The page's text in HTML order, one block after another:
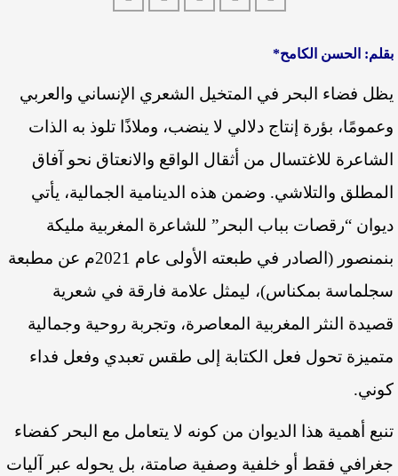
بقلم: الحسن الكامح*
يظل فضاء البحر في المتخيل الشعري الإنساني والعربي
وعمومًا، بؤرة إنتاج دلالي لا ينضب، وملاذًا تلوذ به الذات
الشاعرة للاغتسال من أثقال الواقع والانعتاق نحو آفاق
المطلق والتلاشي. وضمن هذه الدينامية الجمالية، يأتي
ديوان “رقصات بباب البحر” للشاعرة المغربية مليكة
بنمنصور (الصادر في طبعته الأولى عام 2021م عن مطبعة
سجلماسة بمكناس)، ليمثل علامة فارقة في شعرية
قصيدة النثر المغربية المعاصرة، وتجربة روحية وجمالية
متميزة تحول فعل الكتابة إلى طقس تعبدي وفعل فداء
كوني.
تنبع أهمية هذا الديوان من كونه لا يتعامل مع البحر كفضاء
جغرافي فقط أو خلفية وصفية صامتة، بل يحوله عبر آليات